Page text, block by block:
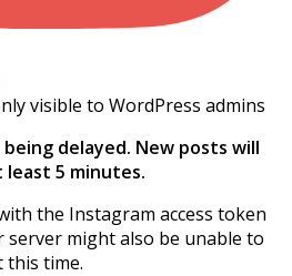
visible to WordPress admins
delayed. New posts will
5 minutes.
the Instagram access token
server might also be unable to
this time.